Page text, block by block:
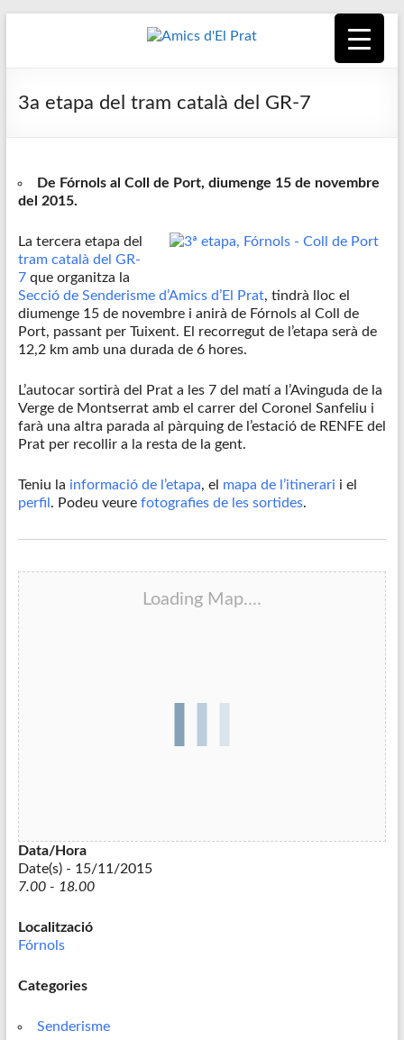
d'El
nascuda amb
tots els
3a etapa del tram català del GR-7
De Fórnols al Coll de Port, diumenge 15 de novembre
del 2015.
La tercera etapa del
tram català del GR-
7que organitza la
Secció de Senderisme d’Amics d’El Prat, tindrà lloc el
diumenge 15 de novembre i anirà de Fórnols al Coll de
Port, passant per Tuixent. El recorregut de l’etapa serà de
12,2 km amb una durada de 6 hores.
L’autocar sortirà del Prat a les 7 del matí a l’Avinguda de la
Verge de Montserrat amb el carrer del Coronel Sanfeliu i
farà una altra parada al pàrquing de l’estació de RENFE del
Prat per recollir a la resta de la gent.
Teniu la informació de l’etapa, el mapa de l’itinerari i el
perfil . Podeu veure fotografies de les sortides.
Loading Map....
Data/Hora
Date(s) - 15/11/2015
7.00 - 18.00
Localització
Fórnols
Categories
Senderisme